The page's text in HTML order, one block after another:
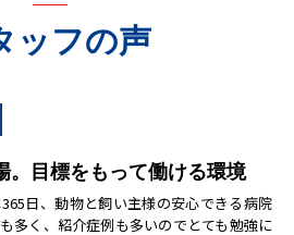
ッフの声
。目標をもって働ける環境
日、動物と飼い主様の安心できる病院
多く、紹介症例も多いのでとても勉強に